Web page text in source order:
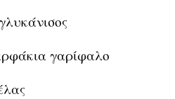
γαρίφαλο